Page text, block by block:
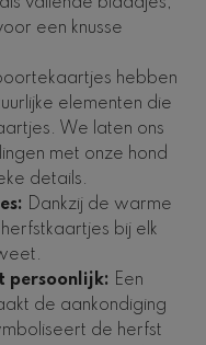
een knusse
hebben
elementen die
We laten ons
met onze hond
details.
Dankzij de warme
bij elk
persoonlijk: Een
de aankondiging
de herfst